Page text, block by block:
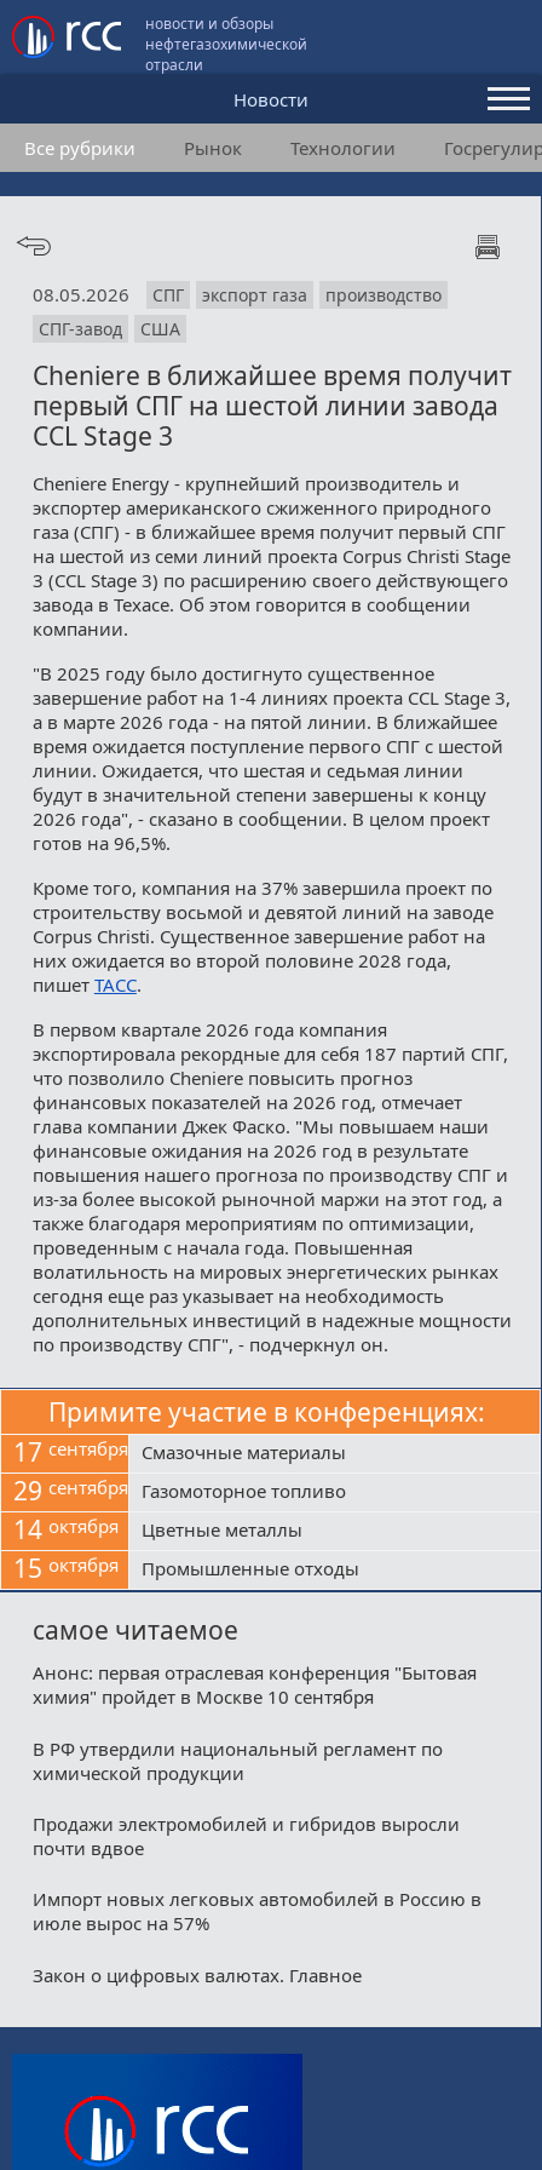
новости и обзоры
нефтегазохимической
отрасли
Новости
Аналитика и мнения
Конференции
Подписка
Пользовательское соглашение
Контакты
Все рубрики Рынок Технологии
08.05.2026 СПГ экспорт газа
производство
СПГ-завод
США
Cheniere в ближайшее время получит
первый СПГ на шестой линии завода
CCL Stage 3
Cheniere Energy - крупнейший производитель и
экспортер американского сжиженного природного
газа (СПГ) - в ближайшее время получит первый СПГ
на шестой из семи линий проекта Corpus Christi Stage
3 (CCL Stage 3) по расширению своего действующего
завода в Техасе. Об этом говорится в сообщении
компании.
"В 2025 году было достигнуто существенное
завершение работ на 1-4 линиях проекта CCL Stage 3,
а в марте 2026 года - на пятой линии. В ближайшее
время ожидается поступление первого СПГ с шестой
линии. Ожидается, что шестая и седьмая линии
будут в значительной степени завершены к концу
2026 года", - сказано в сообщении. В целом проект
готов на 96,5%.
Кроме того, компания на 37% завершила проект по
строительству восьмой и девятой линий на заводе
Corpus Christi. Существенное завершение работ на
них ожидается во второй половине 2028 года,
пишет ТАСС.
В первом квартале 2026 года компания
экспортировала рекордные для себя 187 партий СПГ,
что позволило Cheniere повысить прогноз
финансовых показателей на 2026 год, отмечает
глава компании Джек Фаско. "Мы повышаем наши
финансовые ожидания на 2026 год в результате
повышения нашего прогноза по производству СПГ и
из-за более высокой рыночной маржи на этот год, а
также благодаря мероприятиям по оптимизации,
проведенным с начала года. Повышенная
волатильность на мировых энергетических рынках
сегодня еще раз указывает на необходимость
дополнительных инвестиций в надежные мощности
по производству СПГ", - подчеркнул он.
Примите участие в конференциях:
17 сентября Смазочные материалы
29 сентября Газомоторное топливо
14 октября Цветные металлы
15 октября Промышленные отходы
самое читаемое
Анонс: первая отраслевая конференция "Бытовая
химия" пройдет в Москве 10 сентября
В РФ утвердили национальный регламент по
химической продукции
Продажи электромобилей и гибридов выросли
почти вдвое
Импорт новых легковых автомобилей в Россию в
июле вырос на 57%
Закон о цифровых валютах. Главное